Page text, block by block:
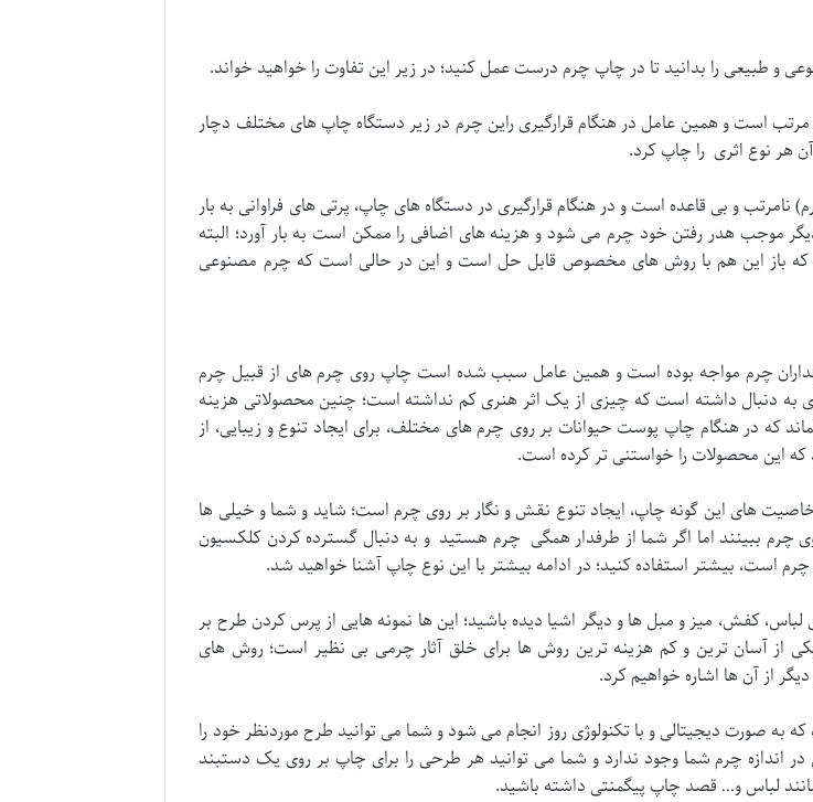
و طبیعی را بدانید تا در چاپ چرم درست عمل کنید؛ در زیر این تفاوت را خواهید خواند.
است و همین عامل در هنگام قرارگیری راین چرم در زیر دستگاه چاپ های مختلف دچار
هر نوع اثری را چاپ کرد.
و بی قاعده است و در هنگام قرارگیری در دستگاه های چاپ، پرتی های فراوانی به بار
موجب هدر رفتن خود چرم می شود و هزینه های اضافی را ممکن است به بار آورد؛ البته
که باز این هم با روش های مخصوص قابل حل است و این در حالی است که چرم مصنوعی
چرم مواجه بوده است و همین عامل سبب شده است چاپ روی چرم های از قبیل چرم
به دنبال داشته است که چیزی از یک اثر هنری کم نداشته است؛ چنین محصولاتی هزینه
که در هنگام چاپ پوست حیوانات بر روی چرم های مختلف، برای ایجاد تنوع و زیبایی، از
این محصولات را خواستنی تر کرده است.
های این گونه چاپ، ایجاد تنوع نقش و نگار بر روی چرم است؛ شاید و شما و خیلی ها
ببینند اما اگر شما از طرفدار همگی چرم هستید و به دنبال گسترده کردن کلکسیون
بیشتر استفاده کنید؛ در ادامه بیشتر با این نوع چاپ آشنا خواهید شد.
کفش، میز و مبل ها و دیگر اشیا دیده باشید؛ این ها نمونه هایی از پرس کردن طرح بر
آسان ترین و کم هزینه ترین روش ها برای خلق آثار چرمی بی نظیر است؛ روش های
از آن ها اشاره خواهیم کرد.
صورت دیجیتالی و با تکنولوژی روز انجام می شود و شما می توانید طرح موردنظر خود را
اندازه چرم شما وجود ندارد و شما می توانید هر طرحی را برای چاپ بر روی یک دستبند
لباس و… قصد چاپ پیگمنتی داشته باشید.